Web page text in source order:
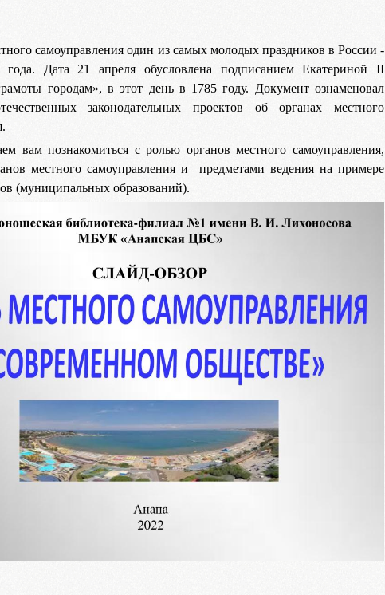
самоуправления один из самых молодых праздников в России -
Дата 21 апреля обусловлена подписанием Екатериной II
городам», в этот день в 1785 году. Документ ознаменовал
законодательных проектов об органах местного
вам познакомиться с ролью органов местного самоуправления,
местного самоуправления и предметами ведения на примере
(муниципальных образований).